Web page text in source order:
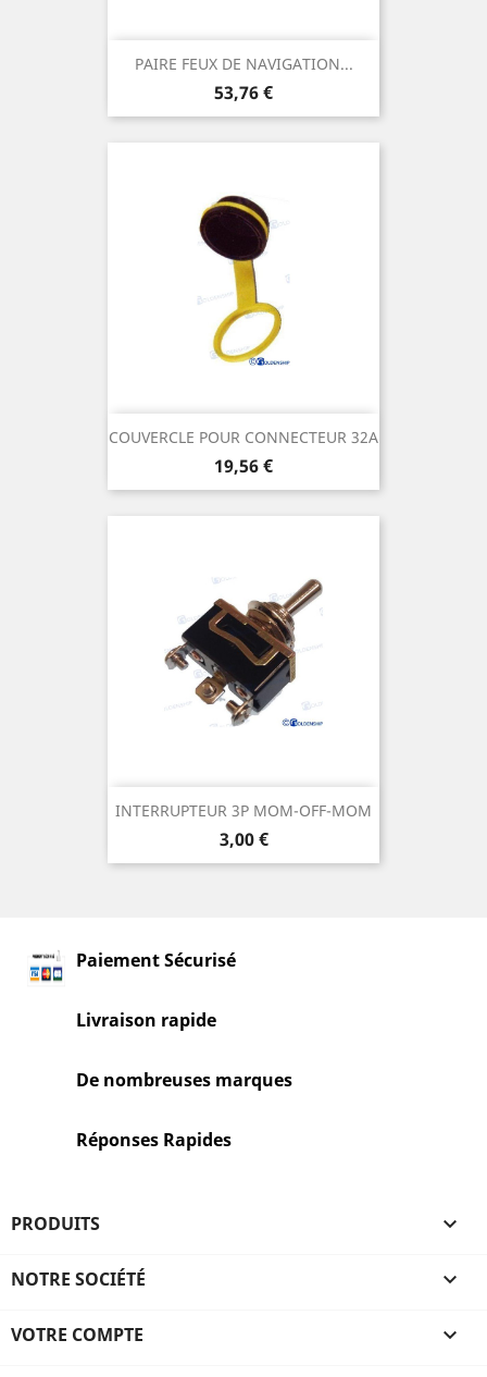
PAIRE FEUX DE NAVIGATION...
Prix
53,76 €
COUVERCLE POUR CONNECTEUR 32A
Prix
19,56 €
INTERRUPTEUR 3P MOM-OFF-MOM
Prix
3,00 €
Paiement Sécurisé
Livraison rapide
De nombreuses marques
Réponses Rapides
PRODUITS 
NOTRE SOCIÉTÉ 
VOTRE COMPTE 